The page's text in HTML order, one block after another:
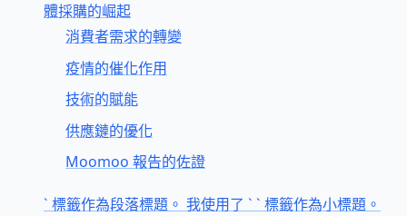
體採購的崛起
消費者需求的轉變
疫情的催化作用
技術的賦能
供應鏈的優化
Moomoo 報告的佐證
` 標籤作為段落標題。 我使用了 ` ` 標籤作為小標題。